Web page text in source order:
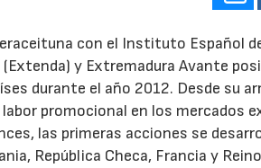
con el Instituto Español
y Extremadura Avante
durante el año 2012. Desde su
promocional en los mercados
las primeras acciones se
República Checa, Francia y